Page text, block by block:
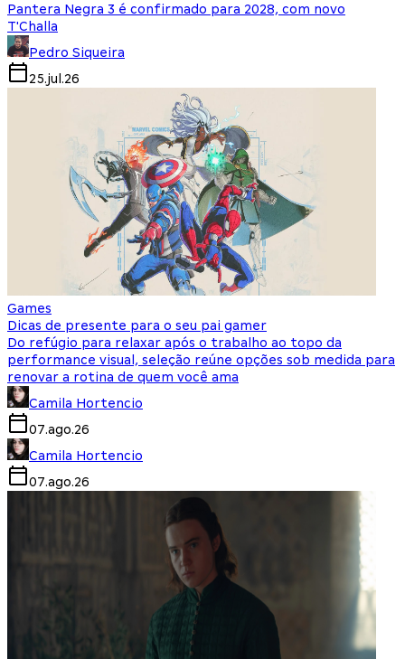
Pantera Negra 3 é confirmado para 2028, com novo
T'Challa
Pedro Siqueira
25.jul.26
Games
Dicas de presente para o seu pai gamer
Do refúgio para relaxar após o trabalho ao topo da
performance visual, seleção reúne opções sob medida para
renovar a rotina de quem você ama
Camila Hortencio
07.ago.26
Camila Hortencio
07.ago.26